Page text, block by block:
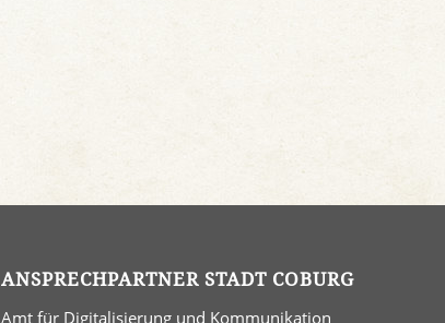
ANSPRECHPARTNER STADT COBURG
Amt für Digitalisierung und Kommunikation